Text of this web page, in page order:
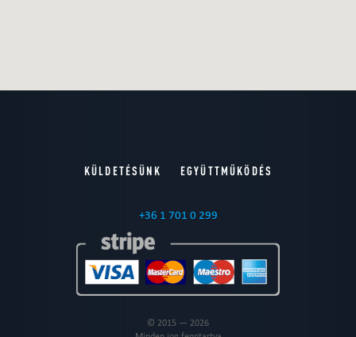
KÜLDETÉSÜNK EGYÜTTMŰKÖDÉS
+36 1 701 0 299
© 2015 — 2026